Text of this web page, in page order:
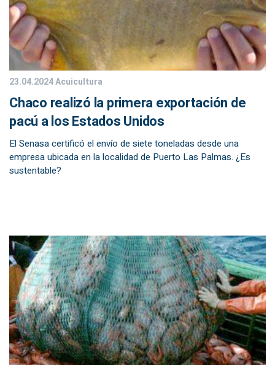
23.04.2024Acuicultura
Chaco realizó la primera exportación de
pacú a los Estados Unidos
El Senasa certificó el envío de siete toneladas desde una
empresa ubicada en la localidad de Puerto Las Palmas. ¿Es
sustentable?